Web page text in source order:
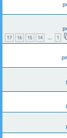
1
…
14
15
16
17